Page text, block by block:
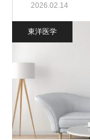
2026.02.14
東洋医学